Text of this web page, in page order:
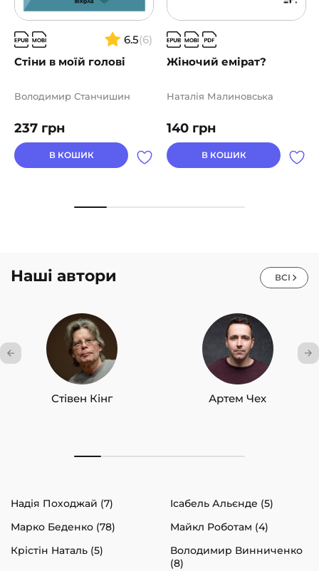
6.5(6)
Стіни в моїй голові
237 грн
Володимир Станчишин
В КОШИК
Жіночий емірат?
140 грн
Наталія Малиновська
В КОШИК
Наші автори ВСІ
Стівен Кінг Артем Чех
Надія Походжай (7)
Ісабель Альєнде (5)
Марко Беденко (78)
Майкл Роботам (4)
Крістін Наталь (5)
Володимир Винниченко
(8)